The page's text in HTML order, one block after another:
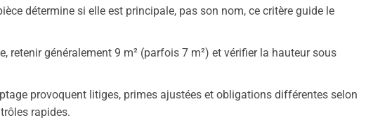
détermine si elle est principale, pas son nom, ce critère guide le
retenir généralement 9 m² (parfois 7 m²) et vérifier la hauteur sous
provoquent litiges, primes ajustées et obligations différentes selon
rapides.